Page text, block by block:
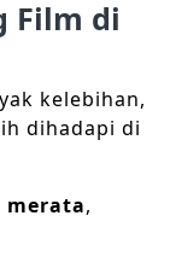
Film di
kelebihan,
dihadapi di
,